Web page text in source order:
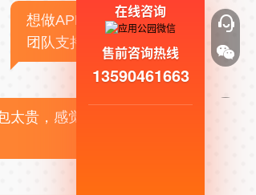
想做APP，但没有技术
团队支持
太贵，感觉不
在线咨询
售前咨询热线
13590461663